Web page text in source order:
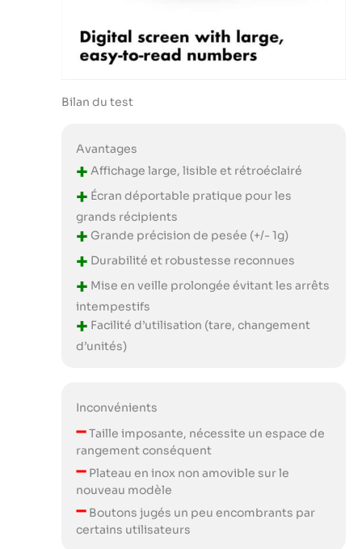
Bilan du test
Avantages
+ Affichage large, lisible et rétroéclairé
+ Écran déportable pratique pour les
grands récipients
+ Grande précision de pesée (+/- 1g)
+ Durabilité et robustesse reconnues
+ Mise en veille prolongée évitant les arrêts
intempestifs
+ Facilité d’utilisation (tare, changement
d’unités)
Inconvénients
–Taille imposante, nécessite un espace de
rangement conséquent
–Plateau en inox non amovible sur le
nouveau modèle
–Boutons jugés un peu encombrants par
certains utilisateurs